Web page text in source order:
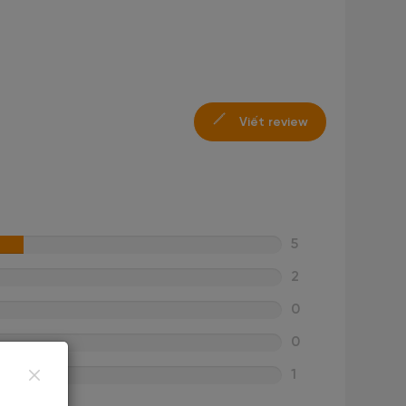
Viết review
5
2
0
0
1